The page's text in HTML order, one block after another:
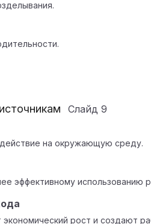
Слайд 9
на окружающую среду.
эффективному использованию
рост и создают